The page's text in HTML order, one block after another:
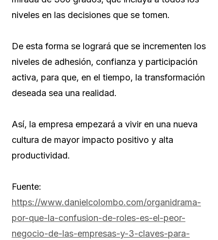
niveles en las decisiones que se tomen.
De esta forma se logrará que se incrementen los
niveles de adhesión, confianza y participación
activa, para que, en el tiempo, la transformación
deseada sea una realidad.
Así, la empresa empezará a vivir en una nueva
cultura de mayor impacto positivo y alta
productividad.
Fuente:
https://www.danielcolombo.com/organidrama-
por-que-la-confusion-de-roles-es-el-peor-
negocio-de-las-empresas-y-3-claves-para-